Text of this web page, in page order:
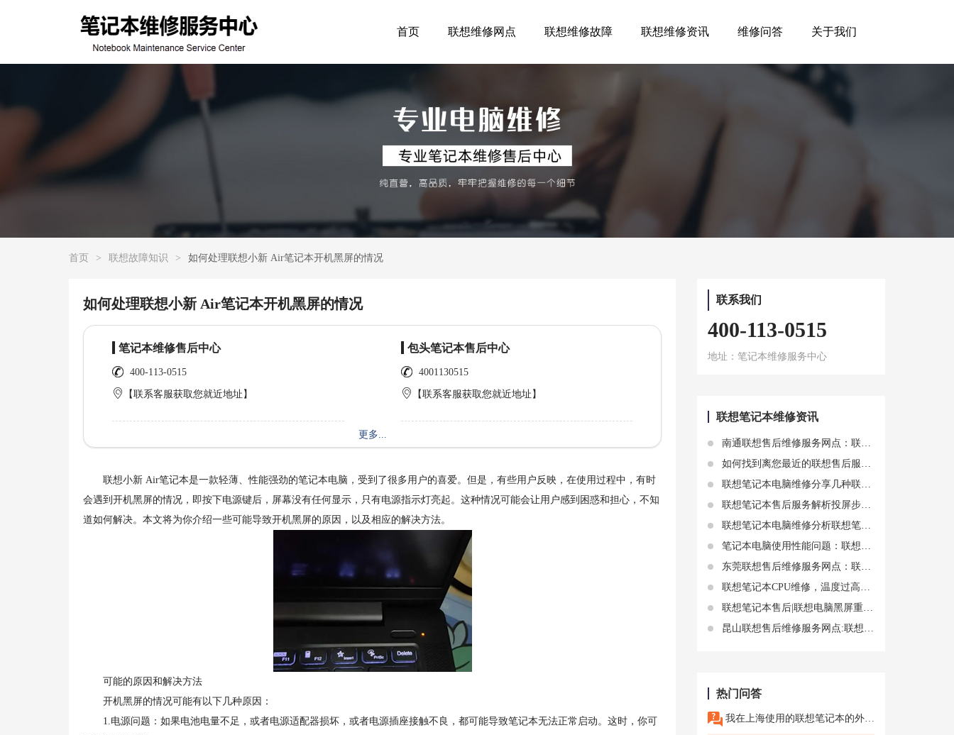
首页 联想维修网点 联想维修故障 联想维修资讯 维修问答 关于我们
首页 > 联想故障知识 > 如何处理联想小新 Air笔记本开机黑屏的情况
如何处理联想小新 Air笔记本开机黑屏的情况
笔记本维修售后中心
400-113-0515
【联系客服获取您就近地址】
包头笔记本售后中心
4001130515
【联系客服获取您就近地址】
更多...
联想小新 Air笔记本是一款轻薄、性能强劲的笔记本电脑，受到了很多用户的喜爱。但是，有些用户反映，在使用过程中，有时
会遇到开机黑屏的情况，即按下电源键后，屏幕没有任何显示，只有电源指示灯亮起。这种情况可能会让用户感到困惑和担心，不知
道如何解决。本文将为你介绍一些可能导致开机黑屏的原因，以及相应的解决方法。
可能的原因和解决方法
开机黑屏的情况可能有以下几种原因：
1.电源问题：如果电池电量不足，或者电源适配器损坏，或者电源插座接触不良，都可能导致笔记本无法正常启动。这时，你可
联系我们
400-113-0515
地址：笔记本维修服务中心
联想笔记本维修资讯
南通联想售后维修服务网点：联想笔记本电脑电池充电困难？试试这些方法
如何找到离您最近的联想售后服务网点？
联想笔记本电脑维修分享几种联想笔记本电脑屏幕花屏现象
联想笔记本售后服务解析投屏步骤知识：联想笔记本电脑怎么投屏
联想笔记本电脑维修分析联想笔记本掉水里了屏幕失灵能修好吗
笔记本电脑使用性能问题：联想清灰后性能下降什么原因？
东莞联想售后维修服务网点：联想蓝屏怎么办 联想蓝屏怎么解决
联想笔记本CPU维修，温度过高故障
联想笔记本售后|联想电脑黑屏重启后才能进入系统怎么解决 联想品牌电脑重装系统时重启后黑屏
昆山联想售后维修服务网点:联想进水显卡漏电玩游戏黑屏怎么强制关机
热门问答
我在上海使用的联想笔记本的外屏损坏了，想了解一下在上海联想售后维修服务网点修外屏需要多长时间?